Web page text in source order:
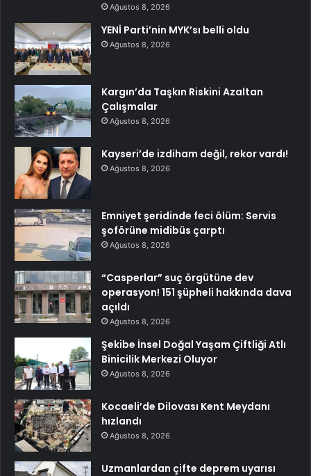
Ağustos 8, 2026
YENİ Parti’nin MYK’sı belli oldu
Ağustos 8, 2026
Kargın’da Taşkın Riskini Azaltan
Çalışmalar
Ağustos 8, 2026
Kayseri’de izdiham değil, rekor vardı!
Ağustos 8, 2026
Emniyet şeridinde feci ölüm: Servis
şoförüne midibüs çarptı
Ağustos 8, 2026
“Casperlar” suç örgütüne dev
operasyon! 151 şüpheli hakkında dava
açıldı
Ağustos 8, 2026
Şekibe İnsel Doğal Yaşam Çiftliği Atlı
Binicilik Merkezi Oluyor
Ağustos 8, 2026
Kocaeli’de Dilovası Kent Meydanı
hızlandı
Ağustos 8, 2026
Uzmanlardan çifte deprem uyarısı